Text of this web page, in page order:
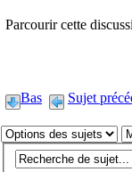
Parcourir cette
Bas Sujet